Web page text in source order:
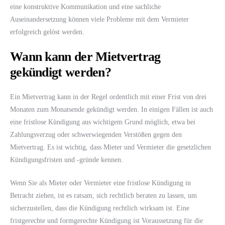
eine konstruktive Kommunikation und eine sachliche
Auseinandersetzung können viele Probleme mit dem Vermieter
erfolgreich gelöst werden.
Wann kann der Mietvertrag
gekündigt werden?
Ein Mietvertrag kann in der Regel ordentlich mit einer Frist von drei
Monaten zum Monatsende gekündigt werden. In einigen Fällen ist auch
eine fristlose Kündigung aus wichtigem Grund möglich, etwa bei
Zahlungsverzug oder schwerwiegenden Verstößen gegen den
Mietvertrag. Es ist wichtig, dass Mieter und Vermieter die gesetzlichen
Kündigungsfristen und -gründe kennen.
Wenn Sie als Mieter oder Vermieter eine fristlose Kündigung in
Betracht ziehen, ist es ratsam, sich rechtlich beraten zu lassen, um
sicherzustellen, dass die Kündigung rechtlich wirksam ist. Eine
fristgerechte und formgerechte Kündigung ist Voraussetzung für die